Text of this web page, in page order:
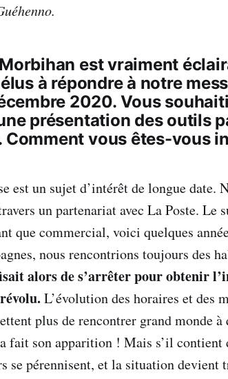
est vraiment
à répondre à notre
2020. Vous
présentation des outils
vous êtes-vous
est un sujet d’intérêt de longue date.
un partenariat avec La Poste. Le
que commercial, voici quelques
nous rencontrions toujours des
alors de s’arrêter pour obtenir
L’évolution des horaires et des
plus de rencontrer grand monde à
fait son apparition ! Mais s’il contient
se pérennisent, et la situation devient